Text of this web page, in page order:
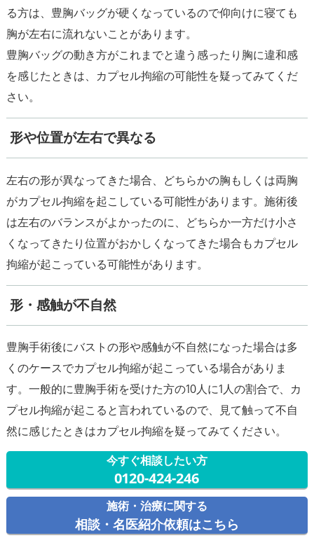
る方は、豊胸バッグが硬くなっているので仰向けに寝ても
胸が左右に流れないことがあります。
豊胸バッグの動き方がこれまでと違う感ったり胸に違和感
を感じたときは、カプセル拘縮の可能性を疑ってみてくだ
さい。
形や位置が左右で異なる
左右の形が異なってきた場合、どちらかの胸もしくは両胸
がカプセル拘縮を起こしている可能性があります。施術後
は左右のバランスがよかったのに、どちらか一方だけ小さ
くなってきたり位置がおかしくなってきた場合もカプセル
拘縮が起こっている可能性があります。
形・感触が不自然
豊胸手術後にバストの形や感触が不自然になった場合は多
くのケースでカプセル拘縮が起こっている場合がありま
す。一般的に豊胸手術を受けた方の10人に1人の割合で、カ
プセル拘縮が起こると言われているので、見て触って不自
今すぐ相談したい方
0120-424-246
施術・治療に関する
相談・名医紹介依頼はこちら